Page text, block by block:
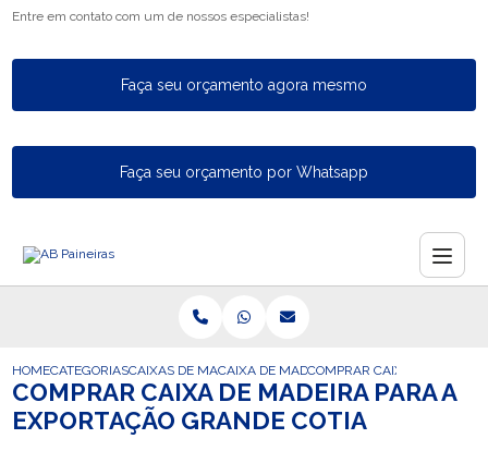
Entre em contato com um de nossos especialistas!
Faça seu orçamento agora mesmo
Faça seu orçamento por Whatsapp
HOMECATEGORIASCAIXAS DE MADEIRA PARA EXPORTACAO
CAIXA DE MADEIRA PARA A EXPORTACAO
COMPRAR CAIXA DE
COMPRAR CAIXA DE MADEIRA PARA A
EXPORTAÇÃO GRANDE COTIA